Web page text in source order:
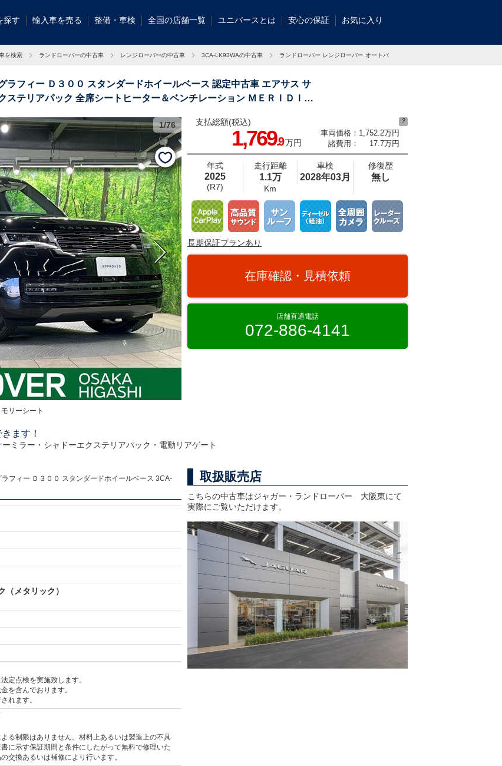
探す 輸入車を売る 整備・車検 全国の店舗一覧 ユニバースとは 安心の保証 お気に入り
を検索 ランドローバーの中古車 レンジローバーの中古車 3CA-LK93WAの中古車 ランドローバー レンジローバー オートバイオグラフィー Ｄ３００ スタンダードホ
ラフィー Ｄ３００ スタンダードホイールベース 認定中古車 エアサス サ
ステリアパック 全席シートヒーター＆ベンチレーション ＭＥＲＩＤＩＡ
リーシート
当店の展示車両は屋根付き立体駐車場にて保管しております。雨の日や日差しの強い日でも安心し
ちらの車両をご確認頂けます。店頭で是非、現車をご確認ください！
1/76 支払総額(税込)
1,769.9 万円
車両価格：
諸費用：
1,752.2万円
17.7万円
?
年式
2025
(R7)
走行距離
1.1万
Km
車検
2028年03月
修復歴
無し
長期保証プランあり
在庫確認・見積依頼
店舗直通電話
072-886-4141
ます！
ミラー・シャドーエクステリアパック・電動リアゲート
フィー Ｄ３００ スタンダードホイールベース 3CA-
（メタリック）
定点検を実施致します。
を含んでおります。
れます。
る制限はありません。材料上あるいは製造上の不具
に示す保証期間と条件にしたがって無料で修理いた
交換あるいは補修により行います。
取扱販売店
こちらの中古車はジャガー・ランドローバー 大阪東にて
実際にご覧いただけます。